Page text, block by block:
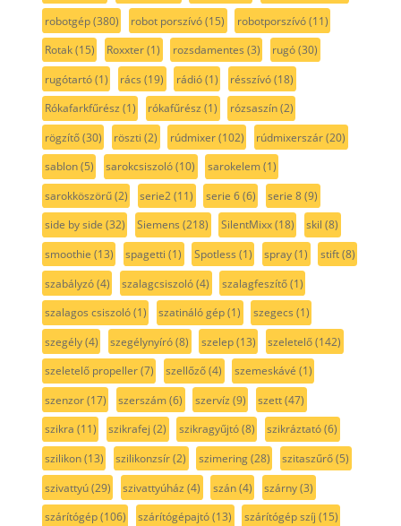
robotgép(380) robot porszívó(15) robotporszívó(11)
Rotak(15) Roxxter(1) rozsdamentes (3) rugó(30)
rugótartó(1) rács (19) rádió(1) résszívó(18)
Rókafarkfűrész (1) rókafűrész (1) rózsaszín(2)
rögzítő(30) röszti (2) rúdmixer(102) rúdmixerszár(20)
sablon(5) sarokcsiszoló(10) sarokelem(1)
sarokköszörű(2) serie2(11) serie 6(6) serie 8(9)
side by side (32) Siemens (218) SilentMixx(18) skil (8)
smoothie (13) spagetti (1) Spotless (1) spray(1) stift(8)
szabályzó(4) szalagcsiszoló(4) szalagfeszítő(1)
szalagos csiszoló(1) szatináló gép(1) szegecs (1)
szegély(4) szegélynyíró(8) szelep(13) szeletelő(142)
szeletelő propeller(7) szellőző(4) szemeskávé (1)
szenzor(17) szerszám(6) szervíz (9) szett(47)
szikra (11) szikrafej (2) szikragyűjtó(8) szikráztató(6)
szilikon(13) szilikonzsír(2) szimering(28) szitaszűrő(5)
szivattyú(29) szivattyúház (4) szán(4) szárny(3)
szárítógép(106) szárítógépajtó(13) szárítógép szíj (15)